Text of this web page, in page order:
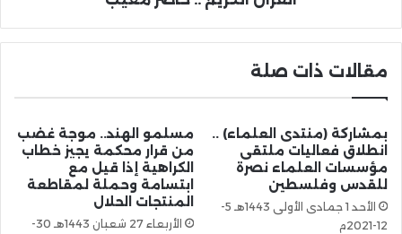
مقالات ذات صلة
بمشاركة (منتدى العلماء) ..
انطلاق فعاليات ملتقى
مؤسسات العلماء نصرة
للقدس وفلسطين
الأحد 1 جمادى الأولى 1443هـ 5-
12-2021م
مسلمو الهند.. موجة غضب
من قرار محكمة يجيز خطاب
الكراهية إذا قيل مع
ابتسامة وحملة لمقاطعة
المنتجات الحلال
الأربعاء 27 شعبان 1443هـ 30-